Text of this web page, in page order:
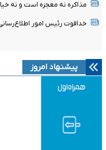
مذاکره نه معجزه است و نه
خداقوت رئیس امور
پیشنهاد امروز